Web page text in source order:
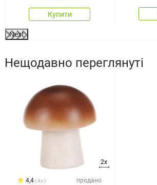
Купити
Next
Нещодавно переглянуті
2x
4,4 4x продано